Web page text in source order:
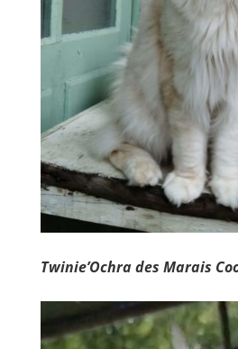
Twinie’Ochra des Marais